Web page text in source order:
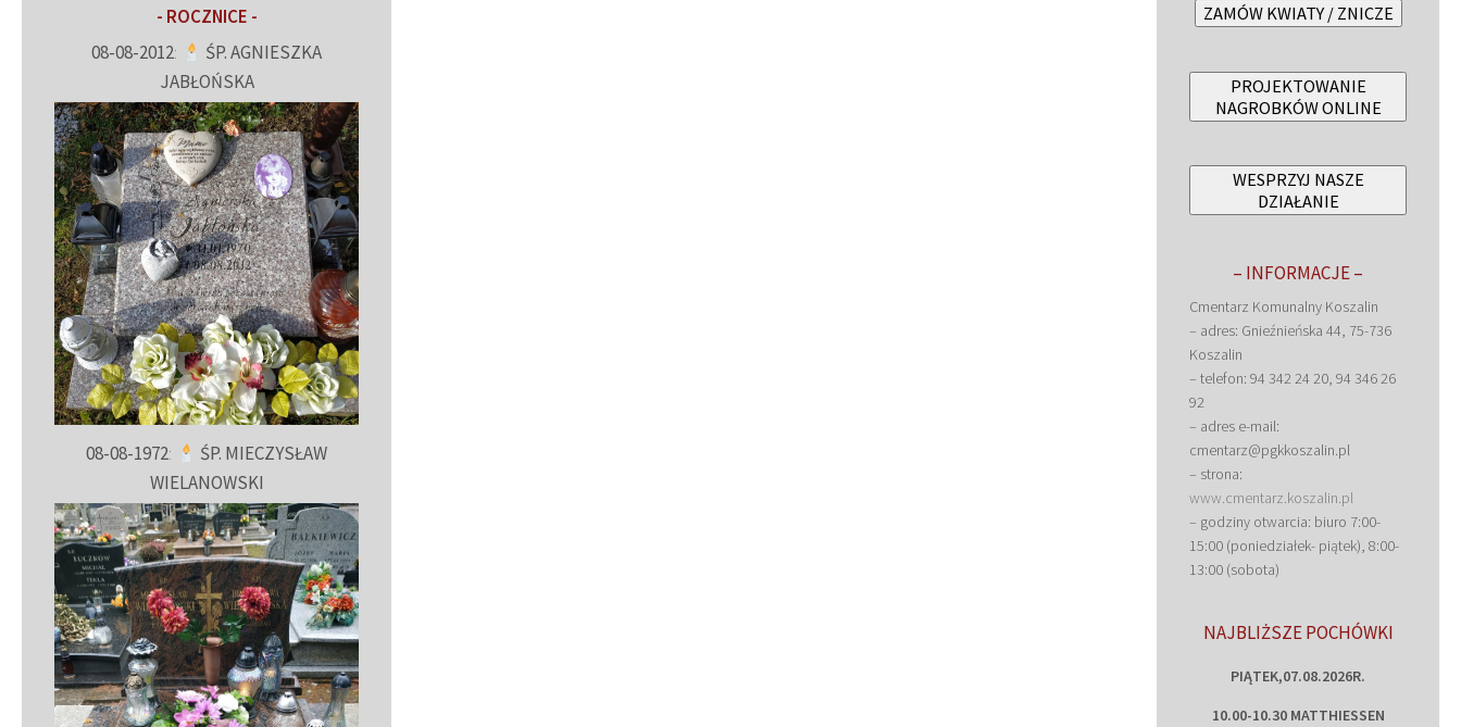
- ROCZNICE -
08-08-2012:
ŚP. AGNIESZKA
JABŁOŃSKA
08-08-1972:
ŚP. MIECZYSŁAW
WIELANOWSKI
ZAMÓW KWIATY / ZNICZE
PROJEKTOWANIE
NAGROBKÓW ONLINE
WESPRZYJ NASZE
DZIAŁANIE
– INFORMACJE –
Cmentarz Komunalny Koszalin
– adres: Gnieźnieńska 44, 75-736
Koszalin
– telefon: 94 342 24 20, 94 346 26
92
– adres e-mail:
cmentarz@pgkkoszalin.pl
– strona:
www.cmentarz.koszalin.pl
– godziny otwarcia: biuro 7:00-
15:00 (poniedziałek- piątek), 8:00-
13:00 (sobota)
NAJBLIŻSZE POCHÓWKI
PIĄTEK,07.08.2026R.
10.00-10.30 MATTHIESSEN